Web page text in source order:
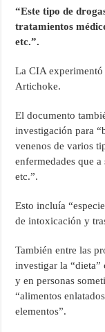
“Este tipo de
tratamientos
etc.”.
La CIA
Artichoke.
El documento
investigación para
venenos de varios
enfermedades que
etc.”.
Esto incluía
de intoxicación y
También entre las
investigar la “dieta”
y en personas
“alimentos
elementos”.